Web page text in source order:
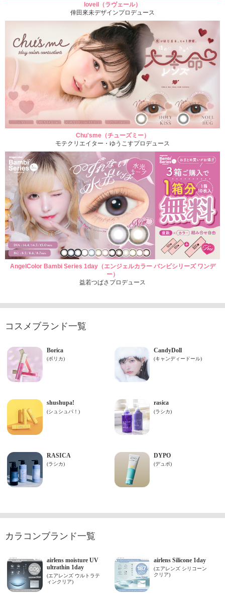
loveil（ラヴェール）
倖田來未デザインプロデュース
Chu'sme（チューズミー）
モテクリエイター・ゆうこすプロデュース
AngelColor Bambi Series 1day（エンジェルカラー バンビシリーズ ワンデ
ー）
益若つばさプロデュース
コスメブランド一覧
カラコンブランド一覧